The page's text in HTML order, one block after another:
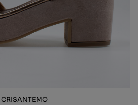
CRISANTEMO